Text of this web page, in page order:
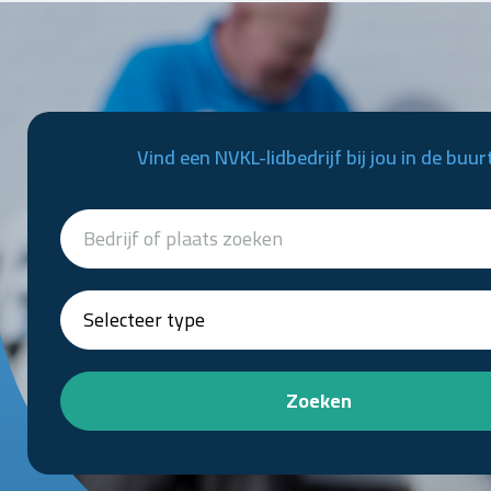
Vind een NVKL-lidbedrijf bij jou in de
Zoeken